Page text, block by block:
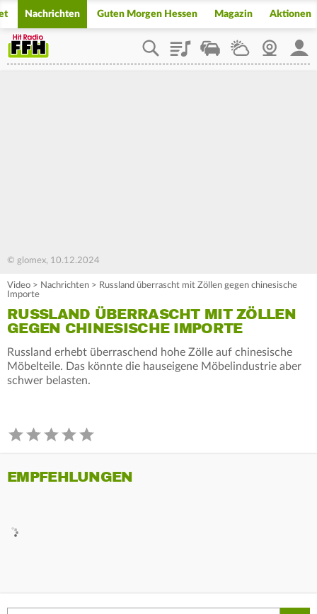
Nachrichten Guten Morgen Hessen Magazin Aktionen
PlaylistStaupilotWetterWebcam
© glomex, 10.12.2024
Video > Nachrichten > Russland überrascht mit Zöllen gegen chinesische
Importe
RUSSLAND ÜBERRASCHT MIT ZÖLLEN
GEGEN CHINESISCHE IMPORTE
Russland erhebt überraschend hohe Zölle auf chinesische
Möbelteile. Das könnte die hauseigene Möbelindustrie aber
schwer belasten.
EMPFEHLUNGEN